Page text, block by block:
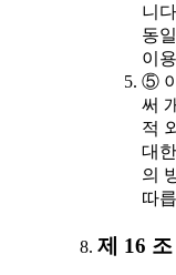
니
동
이
⑤
써
적
대
의
따
제 16